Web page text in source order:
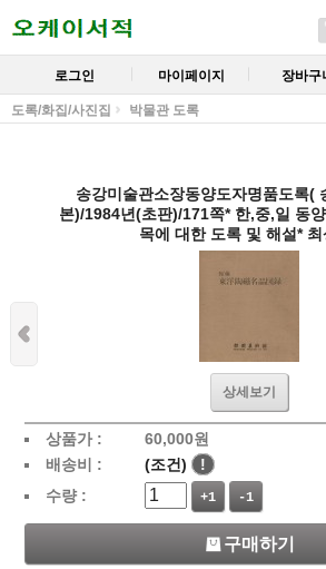
로그인 마이페이지 장바구
도록/화집/사진집 박물관 도록
송강미술관소장동양도자명품도록(
본)/1984년(초판)/171쪽* 한,중,일 동
목에 대한 도록 및 해설* 최
상세보기
상품가 : 60,000원
배송비 :
(조건)
!
수량 :
+1 -1
구매하기